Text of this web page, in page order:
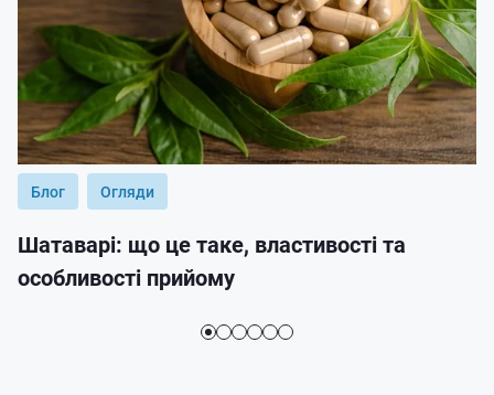
Блог Огляди
Шатаварі: що це таке, властивості та
особливості прийому